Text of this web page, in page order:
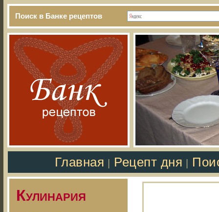
Поиск в Банке рецептов
Главная Рецепт дня
Кулинария